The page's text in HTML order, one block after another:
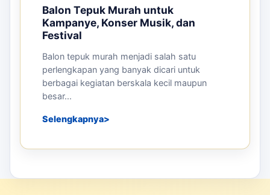
Balon Tepuk Murah untuk
Kampanye, Konser Musik, dan
Festival
Balon tepuk murah menjadi salah satu
perlengkapan yang banyak dicari untuk
berbagai kegiatan berskala kecil maupun
besar...
Selengkapnya